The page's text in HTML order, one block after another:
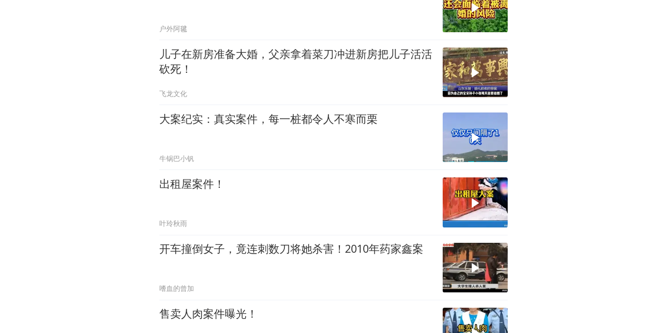
户外阿毽
儿子在新房准备大婚，父亲拿着菜刀冲进新房把儿子活活
砍死！
飞龙文化
大案纪实：真实案件，每一桩都令人不寒而栗
牛锅巴小钒
出租屋案件！
叶玲秋雨
开车撞倒女子，竟连刺数刀将她杀害！2010年药家鑫案
嗜血的曾加
售卖人肉案件曝光！